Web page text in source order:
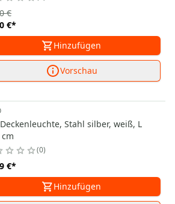
€*
€
Hinzufügen
Vorschau
Deckenleuchte, Stahl silber, weiß, L
0
€*
Hinzufügen